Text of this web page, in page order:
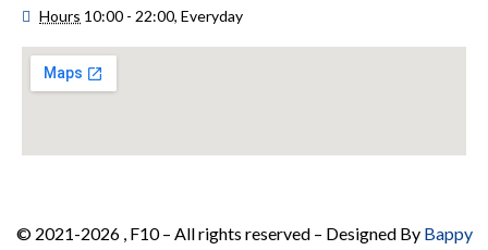
Hours 10:00 - 22:00, Everyday
© 2021-2026 , F10 – All rights reserved – Designed By Bappy